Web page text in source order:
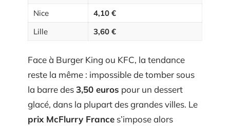
Nice
4,10 €
Lille
3,60 €
Face à Burger King ou KFC, la tendance
reste la même : impossible de tomber sous
la barre des3,50 euros pour un dessert
glacé, dans la plupart des grandes villes. Le
prix McFlurry France s’impose alors